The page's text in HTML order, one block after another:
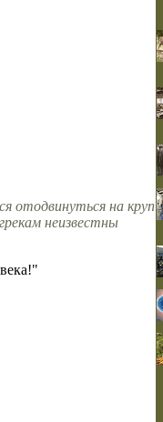
отодвинуться на круп
неизвестны